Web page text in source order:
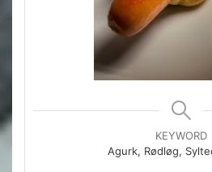
KEYWORD
Agurk, Rødløg,